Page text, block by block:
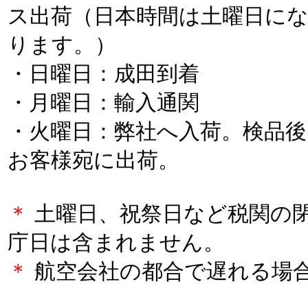
ス出荷（日本時間は土曜日にな
ります。）
・日曜日：成田到着
・月曜日：輸入通関
・火曜日：弊社へ入荷。検品後
お客様宛に出荷。
＊ 土曜日、祝祭日など税関の
庁日は含まれません。
＊ 航空会社の都合で遅れる場